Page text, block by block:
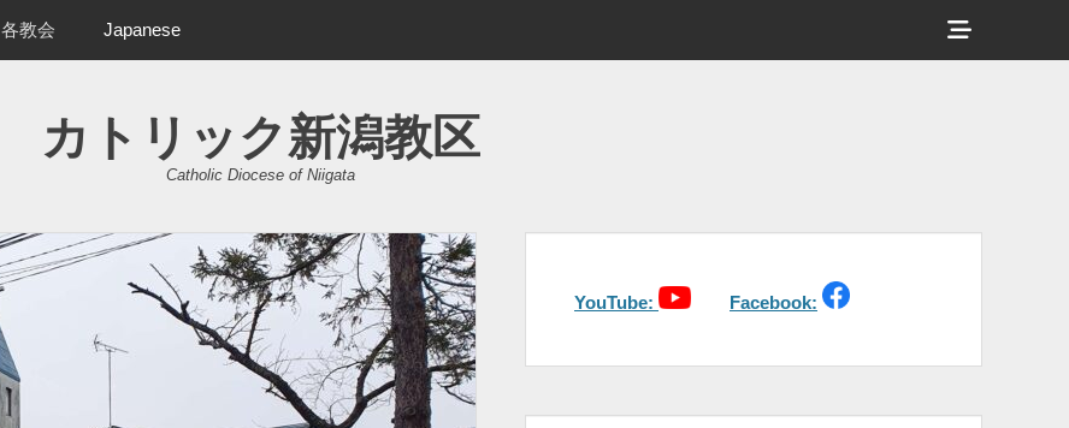
各教会 Japanese
ヘ
ッ
ン
カトリック新潟教区
Catholic Diocese of Niigata
YouTube: Facebook: